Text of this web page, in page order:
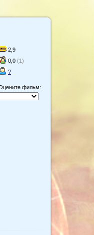
2,9
0,0 (1)
?
фильм: